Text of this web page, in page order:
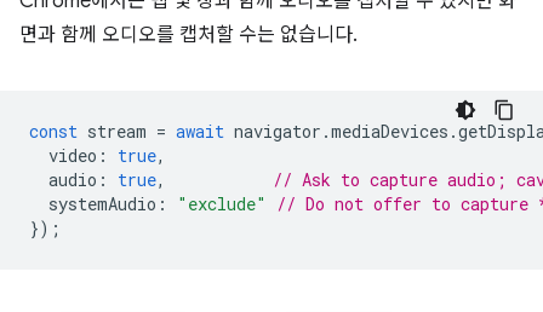
면과 함께 오디오를 캡처할 수는 없습니다.
const stream = await navigator .mediaDevices .
video : true,
audio : true,
// Ask to capture audio;
systemAudio : "exclude"
// Do not offer to capture
});